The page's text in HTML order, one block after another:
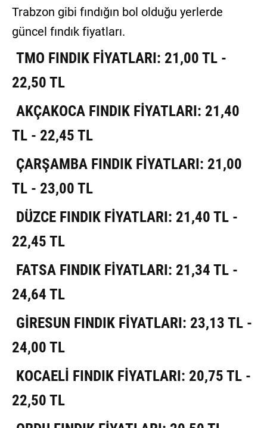
Trabzon gibi fındığın bol olduğu yerlerde
güncel fındık fiyatları.
TMO FINDIK FİYATLARI: 21,00 TL -
22,50 TL
AKÇAKOCA FINDIK FİYATLARI: 21,40
TL - 22,45 TL
ÇARŞAMBA FINDIK FİYATLARI: 21,00
TL - 23,00 TL
DÜZCE FINDIK FİYATLARI: 21,40 TL -
22,45 TL
FATSA FINDIK FİYATLARI: 21,34 TL -
24,64 TL
GİRESUN FINDIK FİYATLARI: 23,13 TL -
24,00 TL
KOCAELİ FINDIK FİYATLARI: 20,75 TL -
22,50 TL